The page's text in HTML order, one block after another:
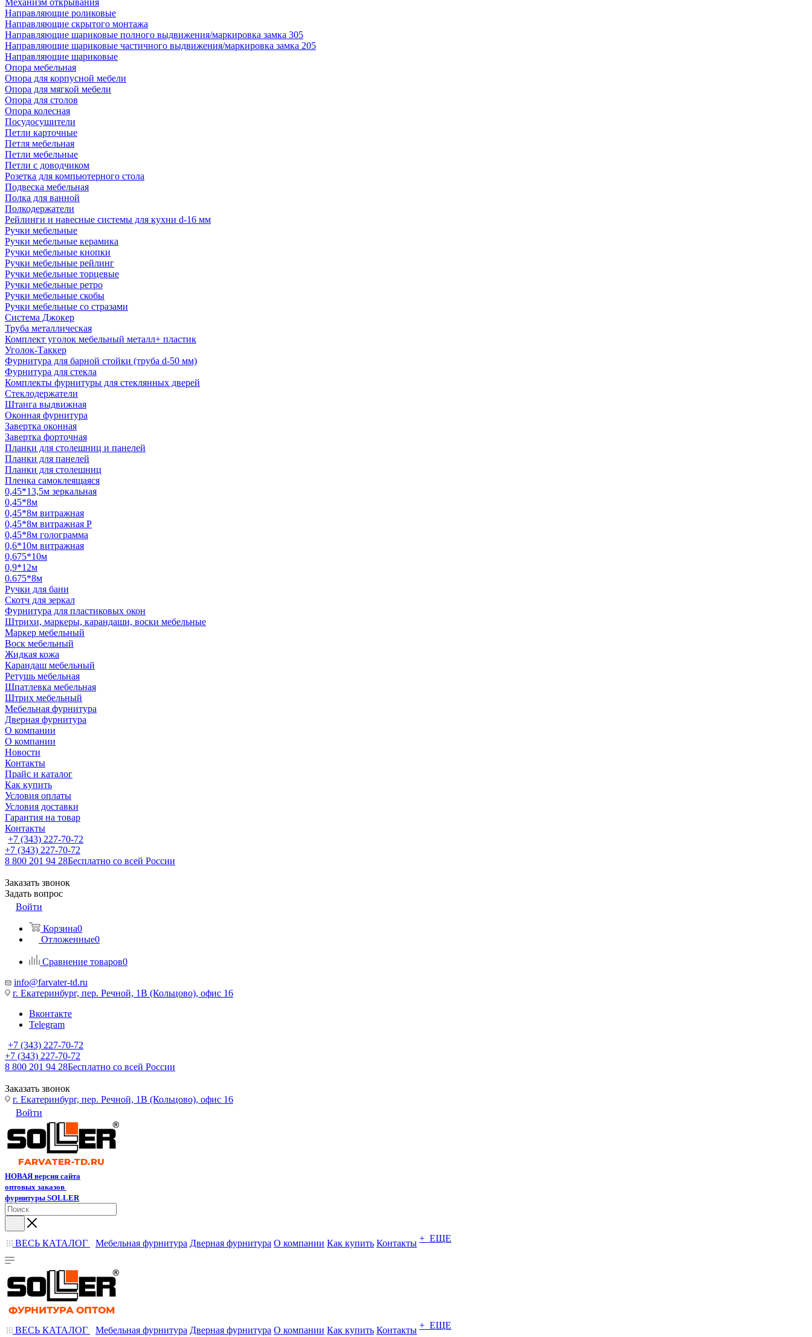
Механизм открывания
Направляющие роликовые
Направляющие скрытого монтажа
Направляющие шариковые полного выдвижения/маркировка замка 305
Направляющие шариковые частичного выдвижения/маркировка замка 205
Направляющие шариковые
Опора мебельная
Опора для корпусной мебели
Опора для мягкой мебели
Опора для столов
Опора колесная
Посудосушители
Петли карточные
Петля мебельная
Петли мебельные
Петли с доводчиком
Розетка для компьютерного стола
Подвеска мебельная
Полка для ванной
Полкодержатели
Рейлинги и навесные системы для кухни d-16 мм
Ручки мебельные
Ручки мебельные керамика
Ручки мебельные кнопки
Ручки мебельные рейлинг
Ручки мебельные торцевые
Ручки мебельные ретро
Ручки мебельные скобы
Ручки мебельные со стразами
Система Джокер
Труба металлическая
Комплект уголок мебельный металл+ пластик
Уголок-Таккер
Фурнитура для барной стойки (труба d-50 мм)
Фурнитура для стекла
Комплекты фурнитуры для стеклянных дверей
Стеклодержатели
Штанга выдвижная
Оконная фурнитура
Завертка оконная
Завертка форточная
Планки для столешниц и панелей
Планки для панелей
Планки для столешниц
Пленка самоклеящаяся
0,45*13,5м зеркальная
0,45*8м
0,45*8м витражная
0,45*8м витражная Р
0,45*8м голограмма
0,6*10м витражная
0,675*10м
0,9*12м
0.675*8м
Ручки для бани
Скотч для зеркал
Фурнитура для пластиковых окон
Штрихи, маркеры, карандаши, воски мебельные
Маркер мебельный
Воск мебельный
Жидкая кожа
Карандаш мебельный
Ретушь мебельная
Шпатлевка мебельная
Штрих мебельный
Мебельная фурнитура
Дверная фурнитура
О компании
О компании
Новости
Контакты
Прайс и каталог
Как купить
Условия оплаты
Условия доставки
Гарантия на товар
Контакты
+7 (343) 227-70-72
+7 (343) 227-70-72
8 800 201 94 28Бесплатно со всей России
Заказать звонок
Задать вопрос
Войти
Корзина0
Отложенные0
Сравнение товаров0
info@farvater-td.ru
г. Екатеринбург, пер. Речной, 1В (Кольцово), офис 16
Вконтакте
Telegram
+7 (343) 227-70-72
+7 (343) 227-70-72
8 800 201 94 28Бесплатно со всей России
Заказать звонок
г. Екатеринбург, пер. Речной, 1В (Кольцово), офис 16
Войти
НОВАЯ версия сайта
оптовых заказов
фурнитуры SOLLER
ВЕСЬ КАТАЛОГ Мебельная фурнитура Дверная фурнитура О компании Как купить Контакты + ЕЩЕ
ВЕСЬ КАТАЛОГ Мебельная фурнитура Дверная фурнитура О компании Как купить Контакты + ЕЩЕ